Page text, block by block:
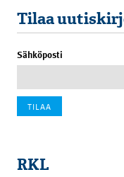
Tilaa
Sähköposti
RKL